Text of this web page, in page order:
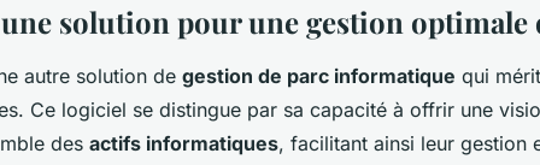
une solution pour une gestion optimale
autre solution de gestion de parc informatique qui
Ce logiciel se distingue par sa capacité à offrir une
des actifs informatiques, facilitant ainsi leur gestion